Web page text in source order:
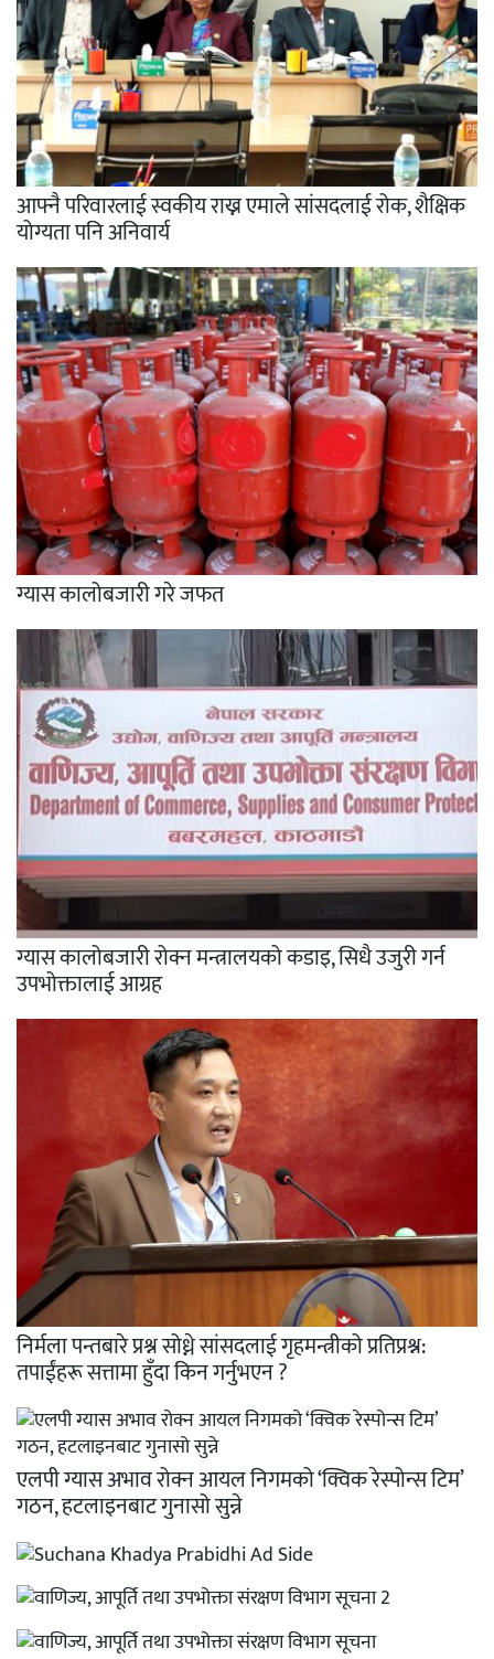
आफ्नै परिवारलाई स्वकीय राख्न एमाले सांसदलाई रोक, शैक्षिक
योग्यता पनि अनिवार्य
ग्यास कालोबजारी गरे जफत
ग्यास कालोबजारी रोक्न मन्त्रालयको कडाइ, सिधै उजुरी गर्न
उपभोक्तालाई आग्रह
निर्मला पन्तबारे प्रश्न सोध्ने सांसदलाई गृहमन्त्रीको प्रतिप्रश्न:
तपाईंहरू सत्तामा हुँदा किन गर्नुभएन ?
एलपी ग्यास अभाव रोक्न आयल निगमको ‘क्विक रेस्पोन्स टिम’
गठन, हटलाइनबाट गुनासो सुन्ने